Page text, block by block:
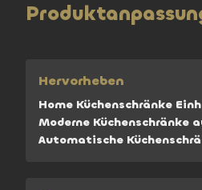
Hervorheben
Home Küchenschränke
Moderne Küchenschränke
Automatische